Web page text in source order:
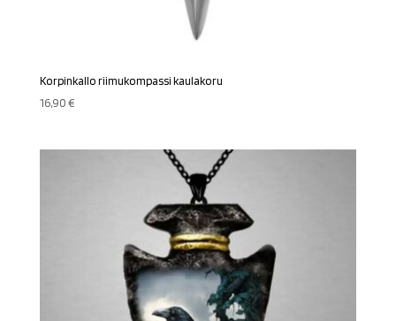
Korpinkallo riimukompassi kaulakoru
16,90€